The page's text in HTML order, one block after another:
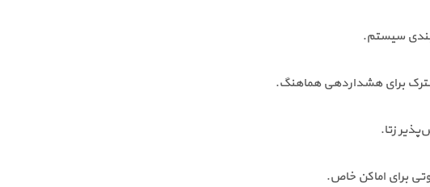
سیستم.
برای هشداردهی هماهنگ.
زتا.
برای اماکن خاص.